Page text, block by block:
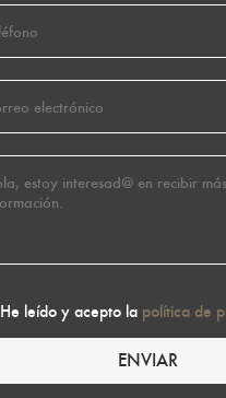
He leído y acepto la política de